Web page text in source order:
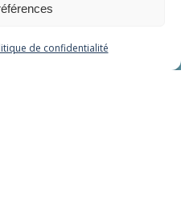
de confidentialité
- Cryo